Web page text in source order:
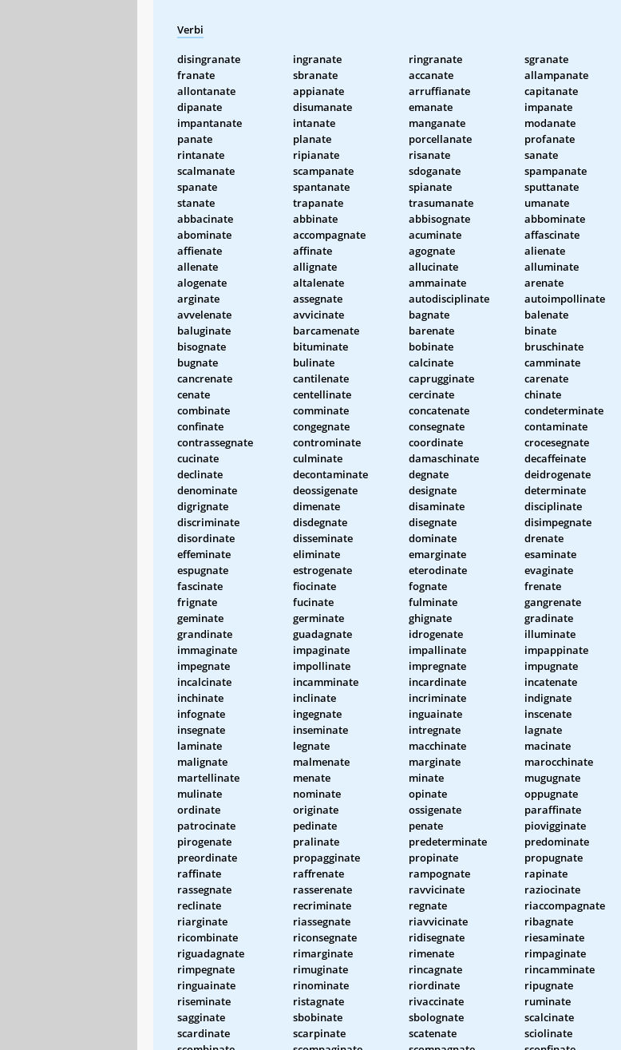
Verbi
disingranate ingranate ringranate
sgranate
franate
sbranate accanate
allampanate
allontanate
appianate arruffianate
capitanate
dipanate
disumanate emanate
impanate
impantanate
intanate manganate
modanate
panate
planate porcellanate
profanate
rintanate
ripianate risanate
sanate
scalmanate
scampanate sdoganate
spampanate
spanate
spantanate spianate
sputtanate
stanate
trapanate trasumanate
umanate
abbacinate
abbinate abbisognate
abbominate
abominate
accompagnate acuminate
affascinate
affienate
affinate agognate
alienate
allenate
allignate allucinate
alluminate
alogenate
altalenate ammainate
arenate
arginate
assegnate autodisciplinate
autoimpollinate
avvelenate
avvicinate bagnate
balenate
baluginate
barcamenate barenate
binate
bisognate
bituminate bobinate
bruschinate
bugnate
bulinate calcinate
camminate
cancrenate
cantilenate caprugginate
carenate
cenate
centellinate cercinate
chinate
combinate
comminate concatenate
condeterminate
confinate
congegnate consegnate
contaminate
contrassegnate
controminate coordinate
crocesegnate
cucinate
culminate damaschinate
decaffeinate
declinate
decontaminate degnate
deidrogenate
denominate
deossigenate designate
determinate
digrignate
dimenate disaminate
disciplinate
discriminate
disdegnate disegnate
disimpegnate
disordinate
disseminate dominate
drenate
effeminate
eliminate emarginate
esaminate
espugnate
estrogenate eterodinate
evaginate
fascinate
fiocinate fognate
frenate
frignate
fucinate fulminate
gangrenate
geminate
germinate ghignate
gradinate
grandinate
guadagnate idrogenate
illuminate
immaginate
impaginate impallinate
impappinate
impegnate
impollinate impregnate
impugnate
incalcinate
incamminate incardinate
incatenate
inchinate
inclinate incriminate
indignate
infognate
ingegnate inguainate
inscenate
insegnate
inseminate intregnate
lagnate
laminate
legnate macchinate
macinate
malignate
malmenate marginate
marocchinate
martellinate
menate minate
mugugnate
mulinate
nominate opinate
oppugnate
ordinate
originate ossigenate
paraffinate
patrocinate
pedinate penate
piovigginate
pirogenate
pralinate predeterminate
predominate
preordinate
propagginate propinate
propugnate
raffinate
raffrenate rampognate
rapinate
rassegnate
rasserenate ravvicinate
raziocinate
reclinate
recriminate regnate
riaccompagnate
riarginate
riassegnate riavvicinate
ribagnate
ricombinate
riconsegnate ridisegnate
riesaminate
riguadagnate
rimarginate rimenate
rimpaginate
rimpegnate
rimuginate rincagnate
rincamminate
ringuainate
rinominate riordinate
ripugnate
riseminate
ristagnate rivaccinate
ruminate
sagginate
sbobinate sbolognate
scalcinate
scardinate
scarpinate scatenate
sciolinate